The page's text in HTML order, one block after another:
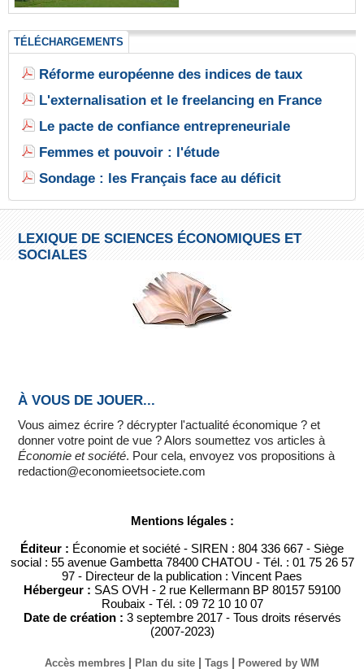
TÉLÉCHARGEMENTS
Réforme européenne des indices de taux
L'externalisation et le freelancing en France
Le pacte de confiance entrepreneuriale
Femmes et pouvoir : l'étude
Sondage : les Français face au déficit
LEXIQUE DE SCIENCES ÉCONOMIQUES ET
SOCIALES
À VOUS DE JOUER...
Vous aimez écrire ? décrypter l'actualité économique ? et
donner votre point de vue ? Alors soumettez vos articles à
Économie et société. Pour cela, envoyez vos propositions à
redaction@economieetsociete.com
Mentions légales :
Éditeur : Économie et société - SIREN : 804 336 667 - Siège
social : 55 avenue Gambetta 78400 CHATOU - Tél. : 01 75 26 57
97 - Directeur de la publication : Vincent Paes
Hébergeur : SAS OVH - 2 rue Kellermann BP 80157 59100
Roubaix - Tél. : 09 72 10 10 07
Date de création : 3 septembre 2017 - Tous droits réservés
(2007-2023)
Accès membres | Plan du site | Tags | Powered by WM